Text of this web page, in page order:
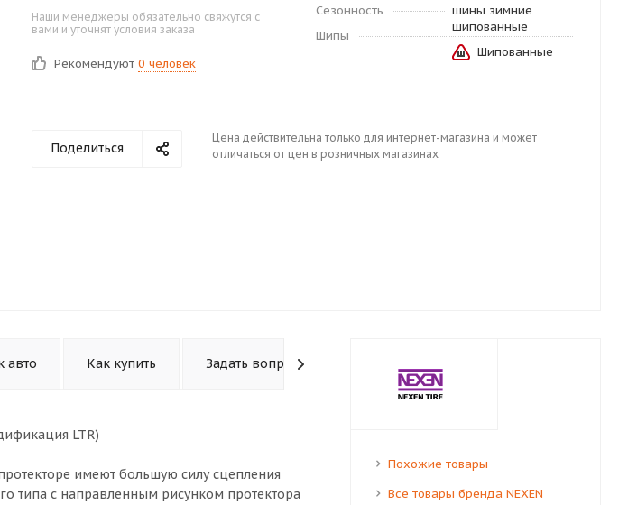
Наши менеджеры обязательно свяжутся с
вами и уточнят условия заказа
Рекомендуют 0 человек
Сезонность
шины зимние
шипованные
Шипы
Шипованные
Поделиться
Цена действительна только для интернет-магазина и может
отличаться от цен в розничных магазинах
авто Как купить Задать вопрос
LTR)
имеют большую силу сцепления
типа с направленным рисунком протектора
Похожие товары
Все товары бренда NEXEN